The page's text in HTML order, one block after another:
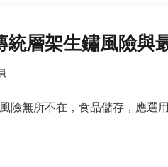
統層架生鏽風險與
險無所不在，食品儲存，應選